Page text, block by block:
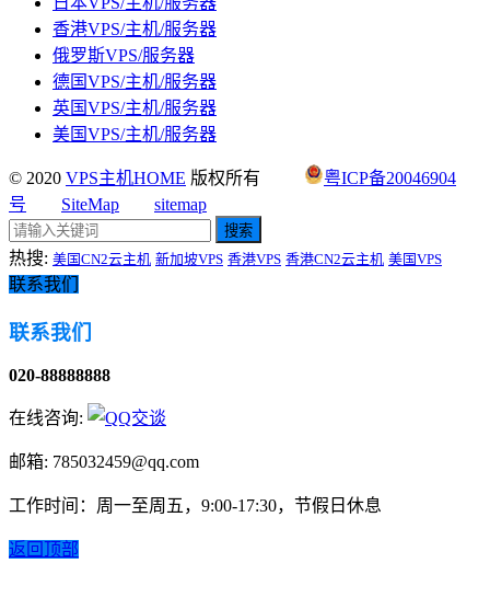
香港VPS/主机/服务器
俄罗斯VPS/服务器
德国VPS/主机/服务器
英国VPS/主机/服务器
美国VPS/主机/服务器
© 2020 VPS主机HOME 版权所有
粤ICP备20046904
号
SiteMap sitemap
搜索
热搜: 美国CN2云主机 新加坡VPS 香港VPS 香港CN2云主机 美国VPS
联系我们
联系我们
020-88888888
在线咨询:
邮箱: 785032459@qq.com
工作时间：周一至周五，9:00-17:30，节假日休息
返回顶部